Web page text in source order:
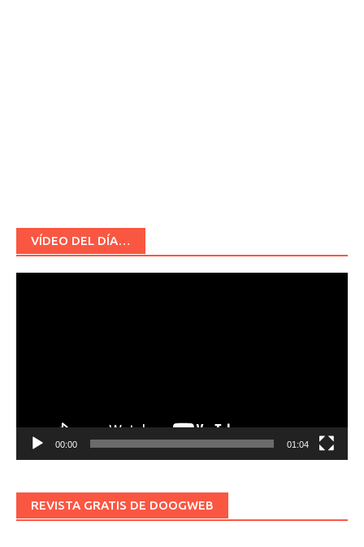
VÍDEO DEL DÍA…
00:00 01:04
REVISTA GRATIS DE DOOGWEB